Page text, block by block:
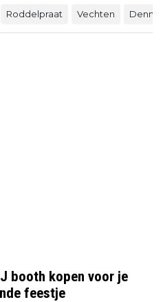
Roddelpraat Vechten
booth kopen voor je
feestje